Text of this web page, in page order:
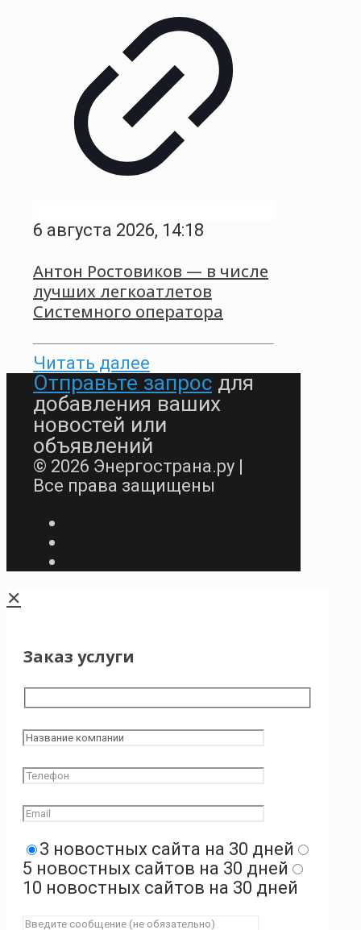
6 августа 2026, 14:18
Антон Ростовиков — в числе
лучших легкоатлетов
Системного оператора
Читать далее
Отправьте запрос для
добавления ваших
новостей или
объявлений
© 2026 Энергострана.ру |
Все права защищены
✕
Заказ услуги
3 новостных сайта на 30 дней
5 новостных сайтов на 30 дней
10 новостных сайтов на 30 дней